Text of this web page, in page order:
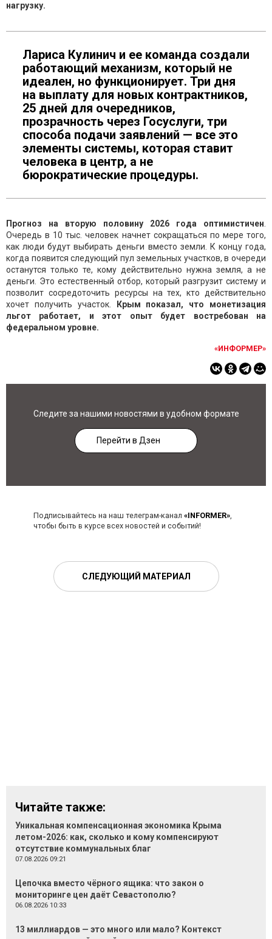
нагрузку.
Лариса Кулинич и ее команда создали
работающий механизм, который не
идеален, но функционирует. Три дня
на выплату для новых контрактников,
25 дней для очередников,
прозрачность через Госуслуги, три
способа подачи заявлений — все это
элементы системы, которая ставит
человека в центр, а не
бюрократические процедуры.
Прогноз на вторую половину 2026 года оптимистичен
Очередь в 10 тыс. человек начнет сокращаться по мере того,
как люди будут выбирать деньги вместо земли. К концу года,
когда появится следующий пул земельных участков, в очереди
останутся только те, кому действительно нужна земля, а не
деньги. Это естественный отбор, который разгрузит систему и
позволит сосредоточить ресурсы на тех, кто действительно
хочет получить участок.
Крым показал, что монетизация
льгот работает, и этот опыт будет востребован на
федеральном уровне.
«ИНФОРМЕР»
Следите за нашими новостями в удобном формате
Перейти в Дзен
Подписывайтесь на наш телеграм-канал «INFORMER»,
чтобы быть в курсе всех новостей и событий!
СЛЕДУЮЩИЙ МАТЕРИАЛ
Читайте также:
Уникальная компенсационная экономика Крыма
летом-2026: как, сколько и кому компенсируют
отсутствие коммунальных благ
07.08.2026 09:21
Цепочка вместо чёрного ящика: что закон о
мониторинге цен даёт Севастополю?
06.08.2026 10:33
13 миллиардов — это много или мало? Контекст